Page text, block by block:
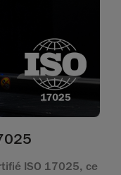
ISO 17025, ce